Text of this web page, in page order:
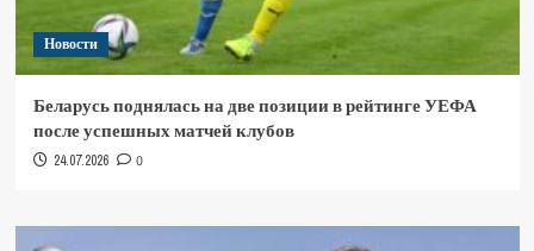
Новости
Беларусь поднялась на две позиции в рейтинге УЕФА
после успешных матчей клубов
24.07.2026 0